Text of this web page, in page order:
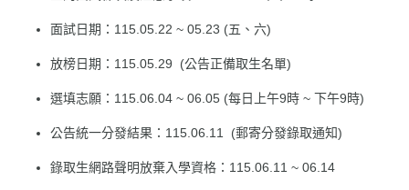
面試日期：115.05.22 ~ 05.23 (五、六)
放榜日期：115.05.29 (公告正備取生名單)
選填志願：115.06.04 ~ 06.05 (每日上午9時 ~ 下午9時)
公告統一分發結果：115.06.11 (郵寄分發錄取通知)
錄取生網路聲明放棄入學資格：115.06.11 ~ 06.14